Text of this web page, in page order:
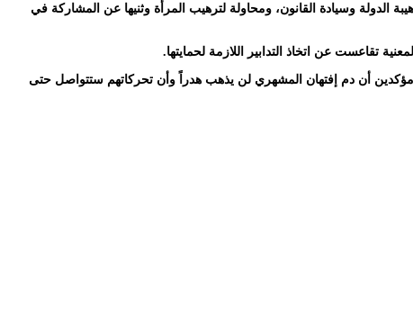
وسيادة القانون، ومحاولة لترهيب المرأة وثنيها عن المشاركة في
تقاعست عن اتخاذ التدابير اللازمة لحمايتها.
أن دم إفتهان المشهري لن يذهب هدراً وأن تحركاتهم ستتواصل حتى